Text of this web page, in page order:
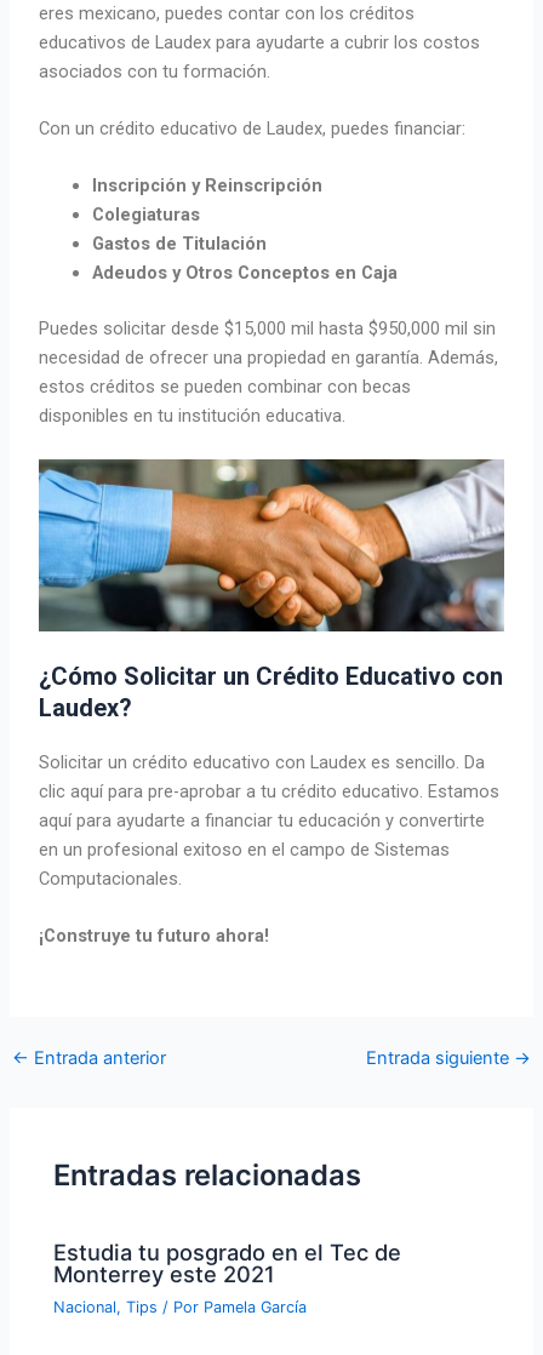
eres mexicano, puedes contar con los créditos
educativos de Laudex para ayudarte a cubrir los costos
asociados con tu formación.
Con un crédito educativo de Laudex, puedes financiar:
Inscripción y Reinscripción
Colegiaturas
Gastos de Titulación
Adeudos y Otros Conceptos en Caja
Puedes solicitar desde $15,000 mil hasta $950,000 mil sin
necesidad de ofrecer una propiedad en garantía. Además,
estos créditos se pueden combinar con becas
disponibles en tu institución educativa.
¿Cómo Solicitar un Crédito Educativo con
Laudex?
Solicitar un crédito educativo con Laudex es sencillo. Da
clic aquí para pre-aprobar a tu crédito educativo. Estamos
aquí para ayudarte a financiar tu educación y convertirte
en un profesional exitoso en el campo de Sistemas
Computacionales.
¡Construye tu futuro ahora!
← Entrada anterior Entrada siguiente →
Entradas relacionadas
Estudia tu posgrado en el Tec de
Monterrey este 2021
Nacional,Tips / Por Pamela García